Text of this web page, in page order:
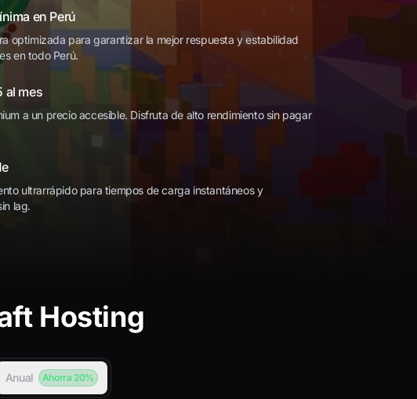
en Perú
optimizada para garantizar la mejor respuesta y estabilidad
en todo Perú.
al mes
a un precio accesible. Disfruta de alto rendimiento sin pagar
ultrarrápido para tiempos de carga instantáneos y
lag.
Hosting
Anual Ahorra 20%